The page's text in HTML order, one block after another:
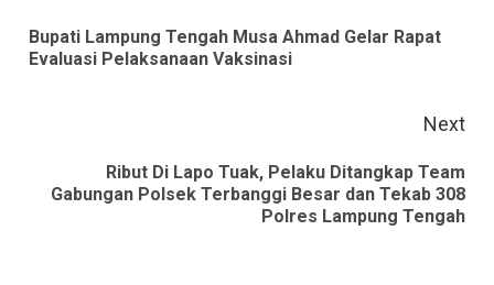
Bupati Lampung Tengah Musa Ahmad Gelar Rapat
Evaluasi Pelaksanaan Vaksinasi
Next
Next
Ribut Di Lapo Tuak, Pelaku Ditangkap Team
Gabungan Polsek Terbanggi Besar dan Tekab 308
Polres Lampung Tengah